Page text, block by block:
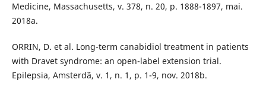
Medicine, Massachusetts, v. 378, n. 20, p. 1888-1897, mai.
2018a.
ORRIN, D. et al. Long-term canabidiol treatment in patients
with Dravet syndrome: an open-label extension trial.
Epilepsia, Amsterdã, v. 1, n. 1, p. 1-9, nov. 2018b.